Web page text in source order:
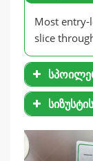
Most entry-
slice